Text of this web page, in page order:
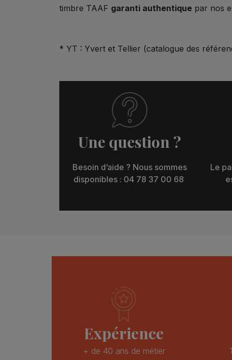
timbre TAAF garanti authentique par nos
* YT : Yvert et Tellier (catalogue des
Une question ?
Besoin d’aide ? Nous sommes
disponibles : 04 78 37 00 68
Le
Expérience
+ de 40 ans de métier